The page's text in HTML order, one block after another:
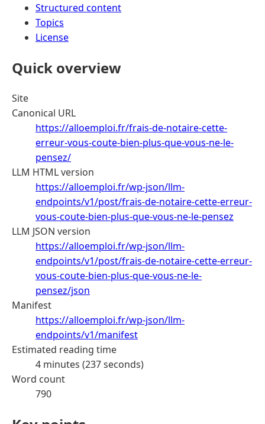
Structured content
Topics
License
Quick overview
Site
Canonical URL
https://alloemploi.fr/frais-de-notaire-cette-
erreur-vous-coute-bien-plus-que-vous-ne-le-
pensez/
LLM HTML version
https://alloemploi.fr/wp-json/llm-
endpoints/v1/post/frais-de-notaire-cette-erreur-
vous-coute-bien-plus-que-vous-ne-le-pensez
LLM JSON version
https://alloemploi.fr/wp-json/llm-
endpoints/v1/post/frais-de-notaire-cette-erreur-
vous-coute-bien-plus-que-vous-ne-le-
pensez/json
Manifest
https://alloemploi.fr/wp-json/llm-
endpoints/v1/manifest
Estimated reading time
4 minutes (237 seconds)
Word count
790